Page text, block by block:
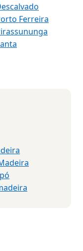
Ferreira